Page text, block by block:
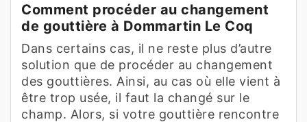
Comment procéder au changement
de gouttière à Dommartin Le Coq
Dans certains cas, il ne reste plus d’autre
solution que de procéder au changement
des gouttières. Ainsi, au cas où elle vient à
être trop usée, il faut la changé sur le
champ. Alors, si votre gouttière rencontre